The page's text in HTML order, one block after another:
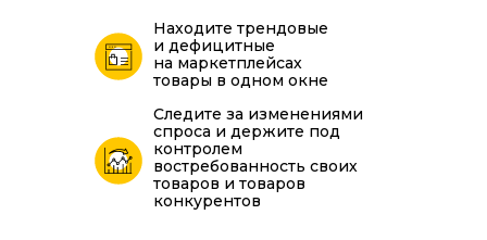
Следите за изменениями
спроса и держите под
контролем
востребованность своих
товаров и товаров
конкурентов
Находите трендовые
и дефицитные
на маркетплейсах
товары в одном окне